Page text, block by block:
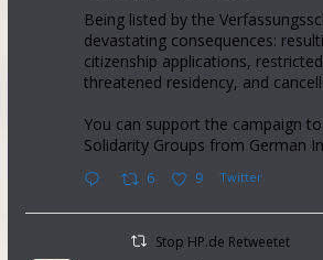
Being listed by the
devastating consequences:
citizenship applications,
threatened residency, and
You can support the campaign
Solidarity Groups from German
6 9 Twitter
Stop HP.de Retweetet